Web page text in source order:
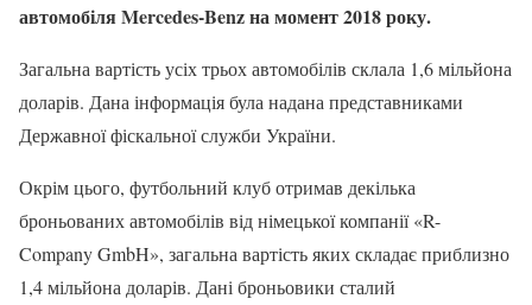
автомобіля Mercedes-Benz на момент 2018 року.
Загальна вартість усіх трьох автомобілів склала 1,6 мільйона
доларів. Дана інформація була надана представниками
Державної фіскальної служби України.
Окрім цього, футбольний клуб отримав декілька
броньованих автомобілів від німецької компанії «R-
Company GmbH», загальна вартість яких складає приблизно
1,4 мільйона доларів. Дані броньовики сталий